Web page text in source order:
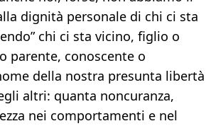
dignità personale di chi ci sta
chi ci sta vicino, figlio o
parente, conoscente o
della nostra presunta libertà
altri: quanta noncuranza,
nei comportamenti e nel